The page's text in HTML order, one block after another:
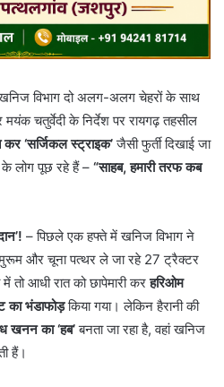
विभाग दो अलग-अलग चेहरों के साथ
चतुर्वेदी के निर्देश पर रायगढ़ तहसील
कर ‘सर्जिकल स्ट्राइक’जैसी फुर्ती दिखाई जा
के लोग पूछ रहे हैं – “साहब, हमारी तरफ कब
– पिछले एक हफ्ते में खनिज विभाग ने
और चूना पत्थर ले जा रहे 27 ट्रैक्टर
तो आधी रात को छापेमारी करहरिओम
का भंडाफोड़किया गया। लेकिन हैरानी की
खनन का ‘हब’बनता जा रहा है, वहां खनिज
हैं।